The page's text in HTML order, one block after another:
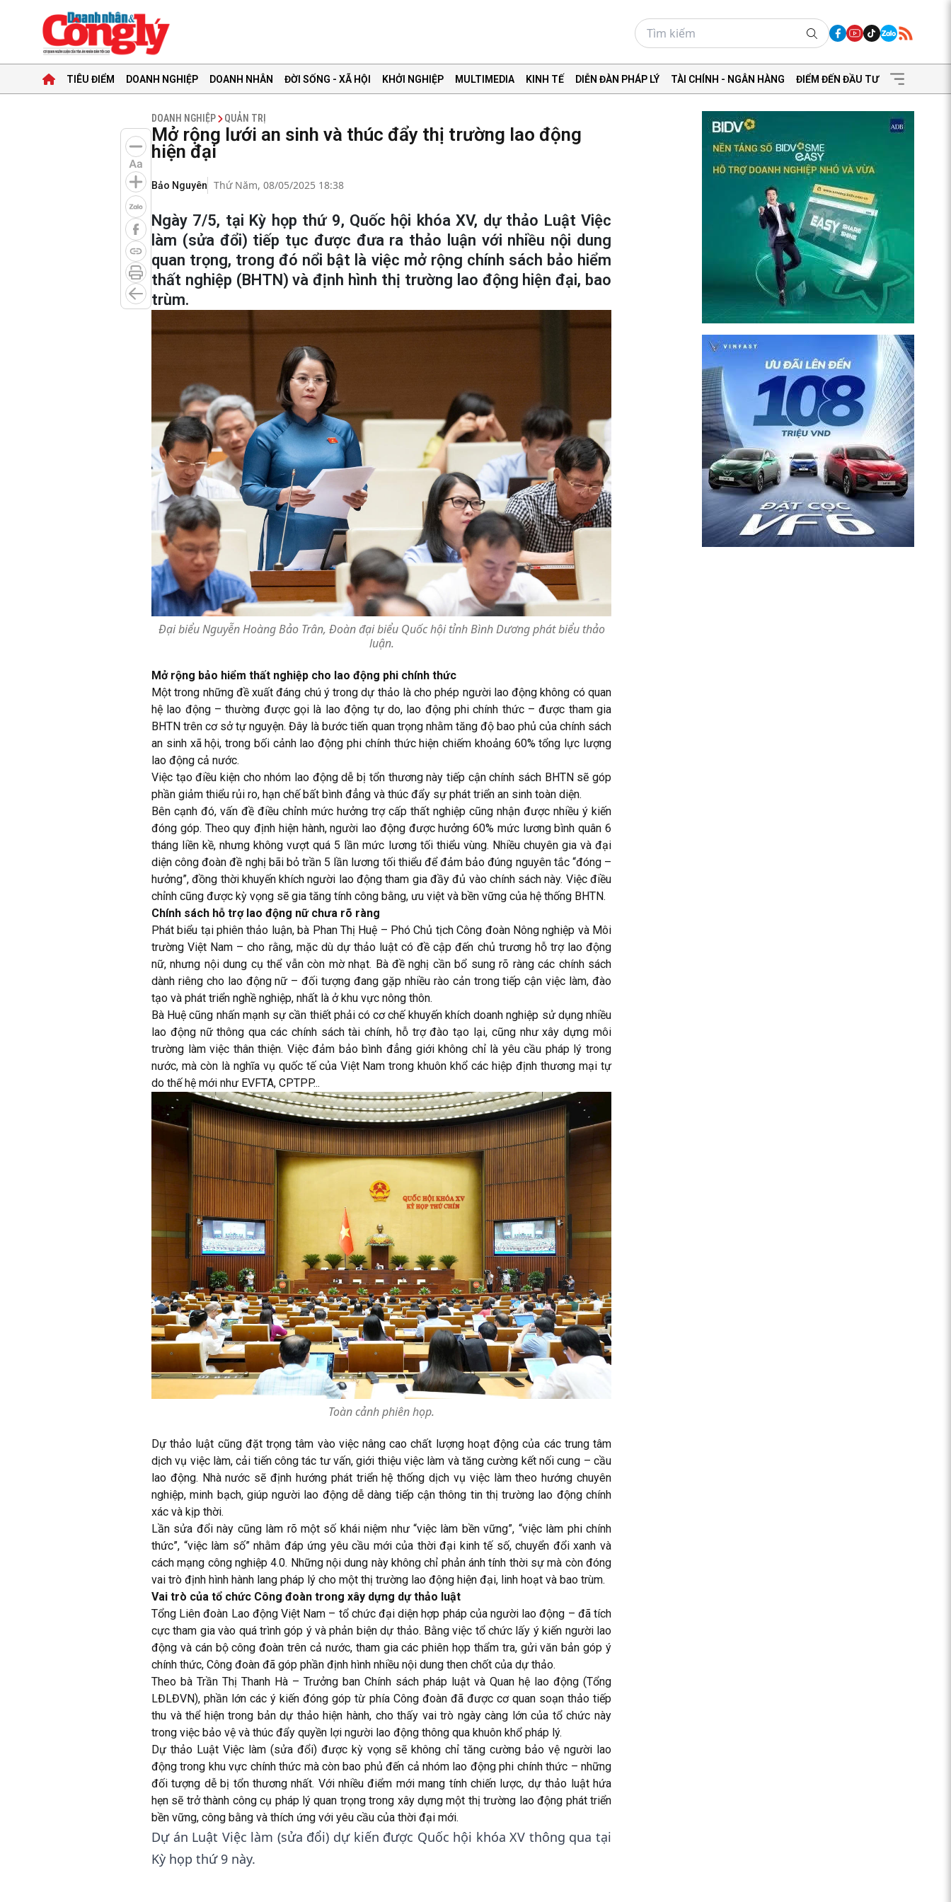
TIÊU ĐIỂM DOANH NGHIỆP DOANH NHÂN ĐỜI SỐNG - XÃ HỘI KHỞI NGHIỆP MULTIMEDIA KINH TẾ DIỄN ĐÀN PHÁP LÝ TÀI CHÍNH - NGÂN HÀNG ĐIỂM ĐẾN ĐẦU TƯ
DOANH NGHIỆP QUẢN TRỊ
Mở rộng lưới an sinh và thúc đẩy thị trường lao động
hiện đại
Bảo Nguyên Thứ Năm, 08/05/2025 18:38
Ngày 7/5, tại Kỳ họp thứ 9, Quốc hội khóa XV, dự thảo Luật Việc
làm (sửa đổi) tiếp tục được đưa ra thảo luận với nhiều nội dung
quan trọng, trong đó nổi bật là việc mở rộng chính sách bảo hiểm
thất nghiệp (BHTN) và định hình thị trường lao động hiện đại, bao
trùm.
Đại biểu Nguyễn Hoàng Bảo Trân, Đoàn đại biểu Quốc hội tỉnh Bình Dương phát biểu thảo
luận.
Mở rộng bảo hiểm thất nghiệp cho lao động phi chính thức
Một trong những đề xuất đáng chú ý trong dự thảo là cho phép người lao động không có quan
hệ lao động – thường được gọi là lao động tự do, lao động phi chính thức – được tham gia
BHTN trên cơ sở tự nguyện. Đây là bước tiến quan trọng nhằm tăng độ bao phủ của chính sách
an sinh xã hội, trong bối cảnh lao động phi chính thức hiện chiếm khoảng 60% tổng lực lượng
lao động cả nước.
Việc tạo điều kiện cho nhóm lao động dễ bị tổn thương này tiếp cận chính sách BHTN sẽ góp
phần giảm thiểu rủi ro, hạn chế bất bình đẳng và thúc đẩy sự phát triển an sinh toàn diện.
Bên cạnh đó, vấn đề điều chỉnh mức hưởng trợ cấp thất nghiệp cũng nhận được nhiều ý kiến
đóng góp. Theo quy định hiện hành, người lao động được hưởng 60% mức lương bình quân 6
tháng liền kề, nhưng không vượt quá 5 lần mức lương tối thiểu vùng. Nhiều chuyên gia và đại
diện công đoàn đề nghị bãi bỏ trần 5 lần lương tối thiểu để đảm bảo đúng nguyên tắc “đóng –
hưởng”, đồng thời khuyến khích người lao động tham gia đầy đủ vào chính sách này. Việc điều
chỉnh cũng được kỳ vọng sẽ gia tăng tính công bằng, ưu việt và bền vững của hệ thống BHTN.
Chính sách hỗ trợ lao động nữ chưa rõ ràng
Phát biểu tại phiên thảo luận, bà Phan Thị Huệ – Phó Chủ tịch Công đoàn Nông nghiệp và Môi
trường Việt Nam – cho rằng, mặc dù dự thảo luật có đề cập đến chủ trương hỗ trợ lao động
nữ, nhưng nội dung cụ thể vẫn còn mờ nhạt. Bà đề nghị cần bổ sung rõ ràng các chính sách
dành riêng cho lao động nữ – đối tượng đang gặp nhiều rào cản trong tiếp cận việc làm, đào
tạo và phát triển nghề nghiệp, nhất là ở khu vực nông thôn.
Bà Huệ cũng nhấn mạnh sự cần thiết phải có cơ chế khuyến khích doanh nghiệp sử dụng nhiều
lao động nữ thông qua các chính sách tài chính, hỗ trợ đào tạo lại, cũng như xây dựng môi
trường làm việc thân thiện. Việc đảm bảo bình đẳng giới không chỉ là yêu cầu pháp lý trong
nước, mà còn là nghĩa vụ quốc tế của Việt Nam trong khuôn khổ các hiệp định thương mại tự
do thế hệ mới như EVFTA, CPTPP...
Toàn cảnh phiên họp.
Dự thảo luật cũng đặt trọng tâm vào việc nâng cao chất lượng hoạt động của các trung tâm
dịch vụ việc làm, cải tiến công tác tư vấn, giới thiệu việc làm và tăng cường kết nối cung – cầu
lao động. Nhà nước sẽ định hướng phát triển hệ thống dịch vụ việc làm theo hướng chuyên
nghiệp, minh bạch, giúp người lao động dễ dàng tiếp cận thông tin thị trường lao động chính
xác và kịp thời.
Lần sửa đổi này cũng làm rõ một số khái niệm như “việc làm bền vững”, “việc làm phi chính
thức”, “việc làm số” nhằm đáp ứng yêu cầu mới của thời đại kinh tế số, chuyển đổi xanh và
cách mạng công nghiệp 4.0. Những nội dung này không chỉ phản ánh tính thời sự mà còn đóng
vai trò định hình hành lang pháp lý cho một thị trường lao động hiện đại, linh hoạt và bao trùm.
Vai trò của tổ chức Công đoàn trong xây dựng dự thảo luật
Tổng Liên đoàn Lao động Việt Nam – tổ chức đại diện hợp pháp của người lao động – đã tích
cực tham gia vào quá trình góp ý và phản biện dự thảo. Bằng việc tổ chức lấy ý kiến người lao
động và cán bộ công đoàn trên cả nước, tham gia các phiên họp thẩm tra, gửi văn bản góp ý
chính thức, Công đoàn đã góp phần định hình nhiều nội dung then chốt của dự thảo.
Theo bà Trần Thị Thanh Hà – Trưởng ban Chính sách pháp luật và Quan hệ lao động (Tổng
LĐLĐVN), phần lớn các ý kiến đóng góp từ phía Công đoàn đã được cơ quan soạn thảo tiếp
thu và thể hiện trong bản dự thảo hiện hành, cho thấy vai trò ngày càng lớn của tổ chức này
trong việc bảo vệ và thúc đẩy quyền lợi người lao động thông qua khuôn khổ pháp lý.
Dự thảo Luật Việc làm (sửa đổi) được kỳ vọng sẽ không chỉ tăng cường bảo vệ người lao
động trong khu vực chính thức mà còn bao phủ đến cả nhóm lao động phi chính thức – những
đối tượng dễ bị tổn thương nhất. Với nhiều điểm mới mang tính chiến lược, dự thảo luật hứa
hẹn sẽ trở thành công cụ pháp lý quan trọng trong xây dựng một thị trường lao động phát triển
bền vững, công bằng và thích ứng với yêu cầu của thời đại mới.
Dự án Luật Việc làm (sửa đổi) dự kiến được Quốc hội khóa XV thông qua tại
Kỳ họp thứ 9 này.